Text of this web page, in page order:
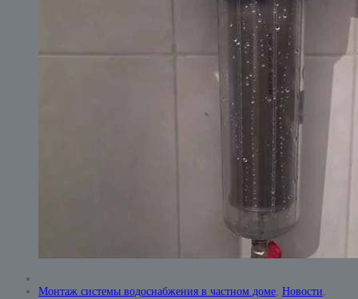
Монтаж системы водоснабжения в частном доме, Новости,